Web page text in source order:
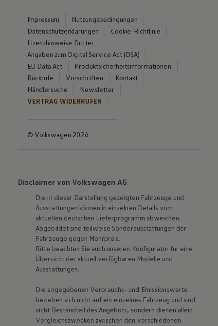
Impressum
Nutzungsbedingungen
Datenschutzerklärungen
Cookie-Richtlinie
Lizenzhinweise Dritter
Angaben zum Digital Service Act (DSA)
EU Data Act
Produktsicherheitsinformationen
Rückrufe
Vorschriften
Kontakt
Händlersuche
Newsletter
VERTRAG WIDERRUFEN
© Volkswagen 2026
Disclaimer von Volkswagen AG
Die in dieser Darstellung gezeigten Fahrzeuge und
Ausstattungen können in einzelnen Details vom
aktuellen deutschen Lieferprogramm abweichen.
Abgebildet sind teilweise Sonderausstattungen der
Fahrzeuge gegen Mehrpreis.
Bitte beachten Sie auch unseren Konfigurator für eine
Übersicht der aktuell verfügbaren Modelle und
Ausstattungen.
Die angegebenen Verbrauchs- und Emissionswerte
beziehen sich nicht auf ein einzelnes Fahrzeug und sind
nicht Bestandteil des Angebots, sondern dienen allein
Vergleichszwecken zwischen den verschiedenen